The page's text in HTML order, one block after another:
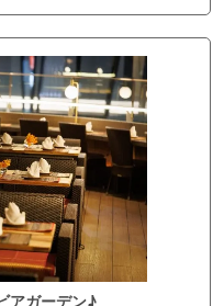
アガーデン♪